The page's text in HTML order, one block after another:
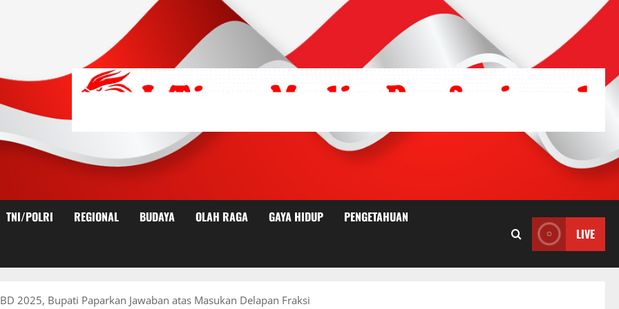
TNI/POLRI REGIONAL BUDAYA OLAH RAGA GAYA HIDUP
PENGETAHUAN
LIVE
2025, Bupati Paparkan Jawaban atas Masukan Delapan Fraksi